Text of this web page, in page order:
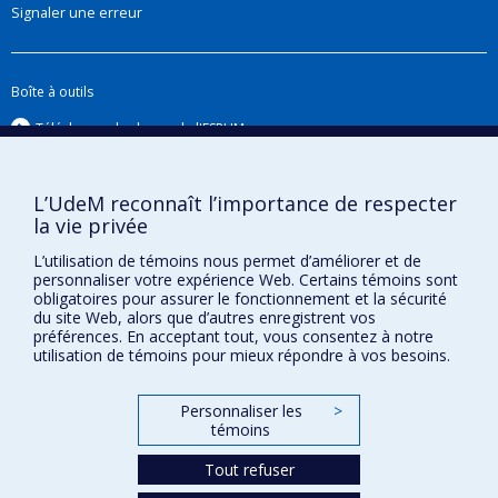
homelessness) in order to improve health
within this overall research program: First, I have
reforms related to primary care, community-
based and emergency services, and collaborative
care, as well as integrated service networks, and
multidisciplinary team work. Second, I have
spearheaded research projects in the areas of
needs assessment and adequacy of care,
including patient satisfaction studies, with
particular focus on patient clinical profiles and
related outcomes (e.g. recovery, quality of life).
Third, I have conducted epidemiological studies
on mental disorders using surveys and
Signaler une erreur
Boîte à outils
Téléchargez les logos de l'ESPUM
Confidentialité
L’UdeM reconnaît l’importance de respecter
la vie privée
L’utilisation de témoins nous permet d’améliorer et de
personnaliser votre expérience Web. Certains témoins sont
obligatoires pour assurer le fonctionnement et la sécurité
du site Web, alors que d’autres enregistrent vos
préférences. En acceptant tout, vous consentez à notre
utilisation de témoins pour mieux répondre à vos besoins.
Personnaliser les
témoins
>
Tout refuser